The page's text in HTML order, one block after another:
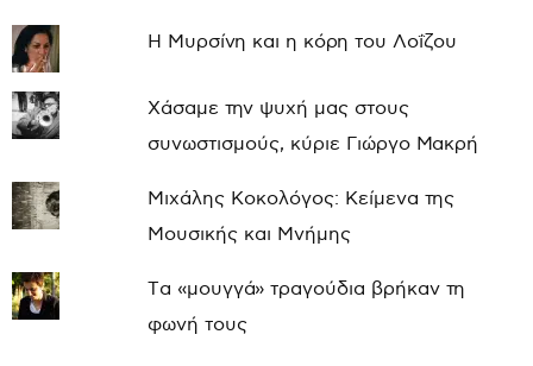
Η Μυρσίνη και η κόρη του Λοΐζου
Χάσαμε την ψυχή μας στους
συνωστισμούς, κύριε Γιώργο Μακρή
Μιχάλης Κοκολόγος: Κείμενα της
Μουσικής και Μνήμης
Τα «μουγγά» τραγούδια βρήκαν τη
φωνή τους